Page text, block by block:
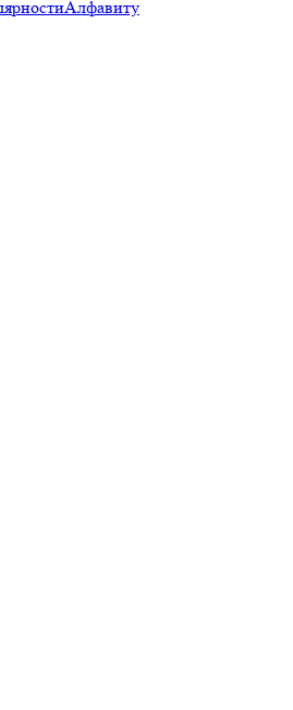
Алфавиту